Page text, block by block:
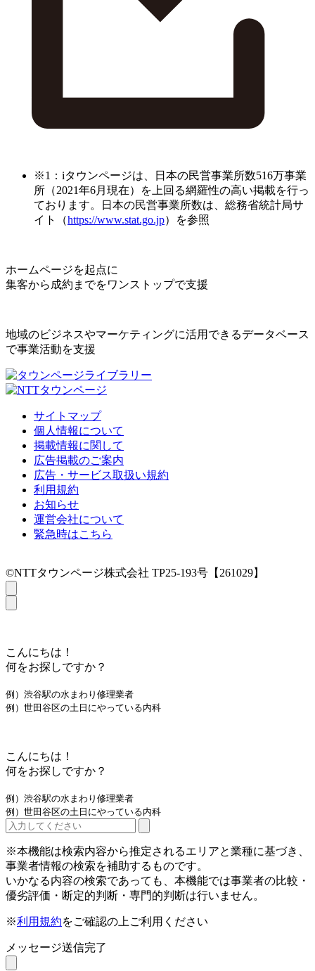
※1：iタウンページは、日本の民営事業所数516万事業
所（2021年6月現在）を上回る網羅性の高い掲載を行っ
ております。日本の民営事業所数は、総務省統計局サ
イト（https://www.stat.go.jp）を参照
ホームページを起点に
集客から成約までをワンストップで支援
地域のビジネスやマーケティングに活用できるデータベース
で事業活動を支援
サイトマップ
個人情報について
掲載情報に関して
広告掲載のご案内
広告・サービス取扱い規約
利用規約
お知らせ
運営会社について
緊急時はこちら
©NTTタウンページ株式会社 TP25-193号【261029】
こんにちは！
何をお探しですか？
例）渋谷駅の水まわり修理業者
例）世田谷区の土日にやっている内科
こんにちは！
何をお探しですか？
例）渋谷駅の水まわり修理業者
例）世田谷区の土日にやっている内科
※本機能は検索内容から推定されるエリアと業種に基づき、
事業者情報の検索を補助するものです。
いかなる内容の検索であっても、本機能では事業者の比較・
優劣評価・断定的判断・専門的判断は行いません。
※利用規約をご確認の上ご利用ください
メッセージ送信完了